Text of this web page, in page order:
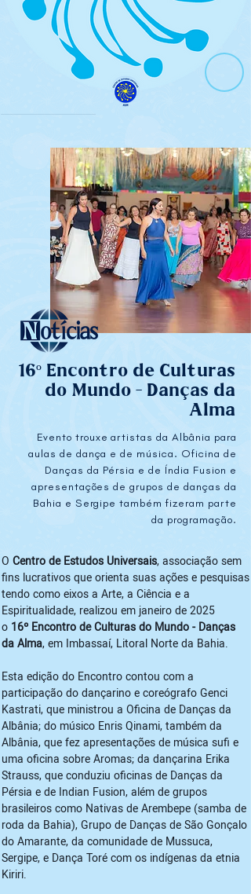
16º Encontro de Culturas
do Mundo - Danças da
Alma
Evento trouxe artistas da Albânia para
aulas de dança e de música. Oficina de
Danças da Pérsia e de Índia Fusion e
apresentações de grupos de danças da
Bahia e Sergipe também fizeram parte
da programação.
O Centro de Estudos Universais, associação sem
fins lucrativos que orienta suas ações e pesquisas
tendo como eixos a Arte, a Ciência e a
Espiritualidade, realizou em janeiro de 2025
o 16º Encontro de Culturas do Mundo - Danças
da Alma, em Imbassaí, Litoral Norte da Bahia.
Esta edição do Encontro contou com a
participação do dançarino e coreógrafo Genci
Kastrati, que ministrou a Oficina de Danças da
Albânia; do músico Enris Qinami, também da
Albânia, que fez apresentações de música sufi e
uma oficina sobre Aromas; da dançarina Erika
Strauss, que conduziu oficinas de Danças da
Pérsia e de Indian Fusion, além de grupos
brasileiros como Nativas de Arembepe (samba de
roda da Bahia), Grupo de Danças de São Gonçalo
do Amarante, da comunidade de Mussuca,
Sergipe, e Dança Toré com os indígenas da etnia
Kiriri.